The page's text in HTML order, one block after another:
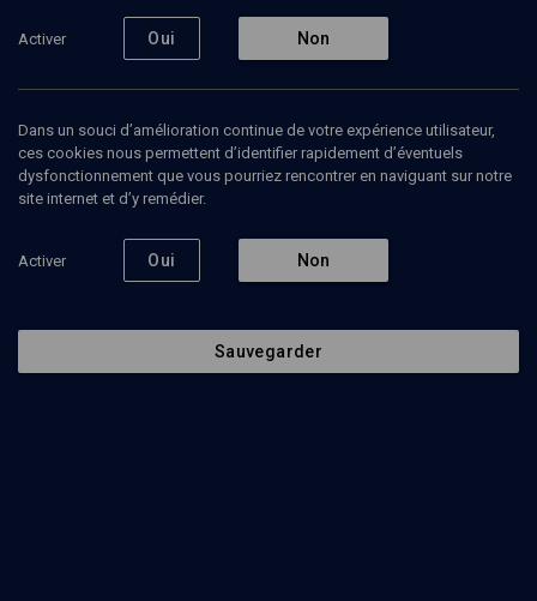
26 janvier 2011
Ajouter Partager Télécharger l’audio J’aime
Contenus associés Intervenants
Le juif comme revenant (7/8)
Activer Oui Non
Dans un souci d’amélioration continue de votre expérience utilisateur,
ces cookies nous permettent d’identifier rapidement d’éventuels
dysfonctionnement que vous pourriez rencontrer en naviguant sur notre
site internet et d’y remédier.
Activer Oui Non
Sauvegarder